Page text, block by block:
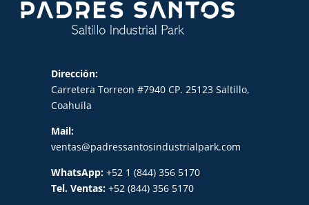
Dirección:
Carretera Torreon #7940 CP. 25123 Saltillo,
Coahuila
Mail:
ventas@padressantosindustrialpark.com
WhatsApp: +52 1 (844) 356 5170
Tel. Ventas: +52 (844) 356 5170